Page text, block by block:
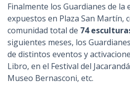
Finalmente los Guardianes de la
expuestos en Plaza San Martín,
comunidad total de 74
siguientes meses, los
de distintos eventos y
Libro, en el Festival del
Museo Bernasconi, etc.